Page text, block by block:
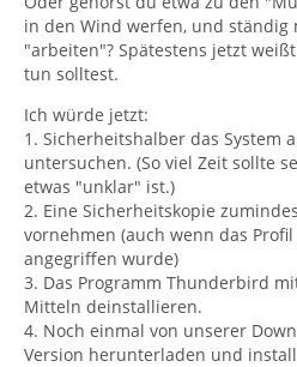
in den Wind werfen, und ständig
"arbeiten"? Spätestens jetzt
tun solltest.
Ich würde jetzt:
1. Sicherheitshalber das System
untersuchen. (So viel Zeit sollte
etwas "unklar" ist.)
2. Eine Sicherheitskopie
vornehmen (auch wenn das
angegriffen wurde)
3. Das Programm Thunderbird
Mitteln deinstallieren.
4. Noch einmal von unserer
Version herunterladen und